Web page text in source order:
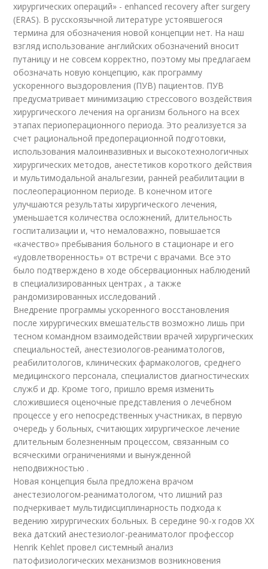
хирургических операций» - enhanced recovery after surgery
(ERAS). В русскоязычной литературе устоявшегося
термина для обозначения новой концепции нет. На наш
взгляд использование английских обозначений вносит
путаницу и не совсем корректно, поэтому мы предлагаем
обозначать новую концепцию, как программу
ускоренного выздоровления (ПУВ) пациентов. ПУВ
предусматривает минимизацию стрессового воздействия
хирургического лечения на организм больного на всех
этапах периоперационного периода. Это реализуется за
счет рациональной предоперационной подготовки,
использования малоинвазивных и высокотехнологичных
хирургических методов, анестетиков короткого действия
и мультимодальной анальгезии, ранней реабилитации в
послеоперационном периоде. В конечном итоге
улучшаются результаты хирургического лечения,
уменьшается количества осложнений, длительность
госпитализации и, что немаловажно, повышается
«качество» пребывания больного в стационаре и его
«удовлетворенность» от встречи с врачами. Все это
было подтверждено в ходе обсервационных наблюдений
в специализированных центрах , а также
рандомизированных исследований .
Внедрение программы ускоренного восстановления
после хирургических вмешательств возможно лишь при
тесном командном взаимодействии врачей хирургических
специальностей, анестезиологов-реаниматологов,
реабилитологов, клинических фармакологов, среднего
медицинского персонала, специалистов диагностических
служб и др. Кроме того, пришло время изменить
сложившиеся оценочные представления о лечебном
процессе у его непосредственных участниках, в первую
очередь у больных, считающих хирургическое лечение
длительным болезненным процессом, связанным со
всяческими ограничениями и вынужденной
неподвижностью .
Новая концепция была предложена врачом
анестезиологом-реаниматологом, что лишний раз
подчеркивает мультидисциплинарность подхода к
ведению хирургических больных. В середине 90-х годов XX
века датский анестезиолог-реаниматолог профессор
Henrik Kehlet провел системный анализ
патофизиологических механизмов возникновения